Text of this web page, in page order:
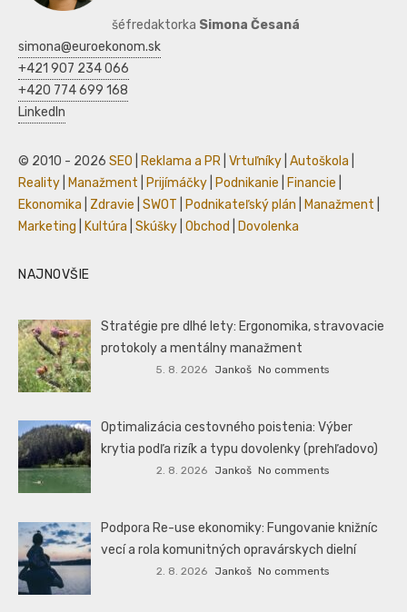
šéfredaktorka Simona Česaná
simona@euroekonom.sk
+421 907 234 066
+420 774 699 168
LinkedIn
© 2010 - 2026 SEO Reklama a PR Vrtuľníky Autoškola
Reality
Manažment Prijímáčky Podnikanie Financie
Ekonomika
Zdravie SWOT Podnikateľský plán Manažment
Marketing
Kultúra Skúšky Obchod Dovolenka
NAJNOVŠIE
Stratégie pre dlhé lety: Ergonomika, stravovacie
protokoly a mentálny manažment
5. 8. 2026 Jankoš No comments
Optimalizácia cestovného poistenia: Výber
krytia podľa rizík a typu dovolenky (prehľadovo)
2. 8. 2026 Jankoš No comments
Podpora Re-use ekonomiky: Fungovanie knižníc
vecí a rola komunitných opravárskych dielní
2. 8. 2026 Jankoš No comments